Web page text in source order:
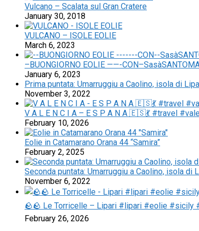
Vulcano – Scalata sul Gran Cratere
January 30, 2018
VULCANO – ISOLE EOLIE
March 6, 2023
–BUONGIORNO EOLIE ——-
January 6, 2023
Prima puntata: Umarruggiu a Caolino, isola di
November 3, 2022
V A L E N C I A – E S P A N A 🇪🇸💃 #travel
February 10, 2026
Eolie in Catamarano Orana 44 “Samira”
February 2, 2025
Seconda puntata: Umarruggiu a Caolino, isola
November 6, 2022
🪨🪨 Le Torricelle – Lipari #lipari #eolie #sicily
February 26, 2026